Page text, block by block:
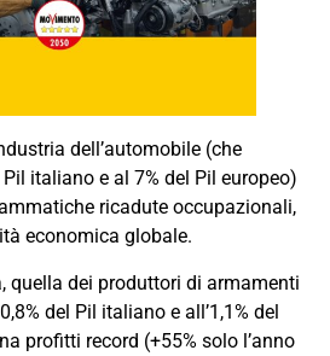
dell’automobile (che
italiano e al 7% del Pil europeo)
ricadute occupazionali,
economica globale.
quella dei produttori di armamenti
del Pil italiano e all’1,1% del
profitti record (+55% solo l’anno